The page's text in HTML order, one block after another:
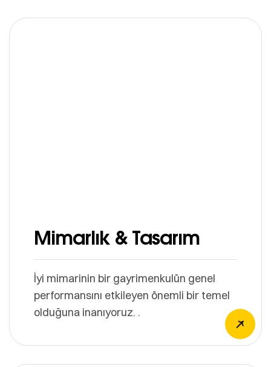
Mimarlık & Tasarım
İyi mimarinin bir gayrimenkulün genel
performansını etkileyen önemli bir temel
olduğuna inanıyoruz. .